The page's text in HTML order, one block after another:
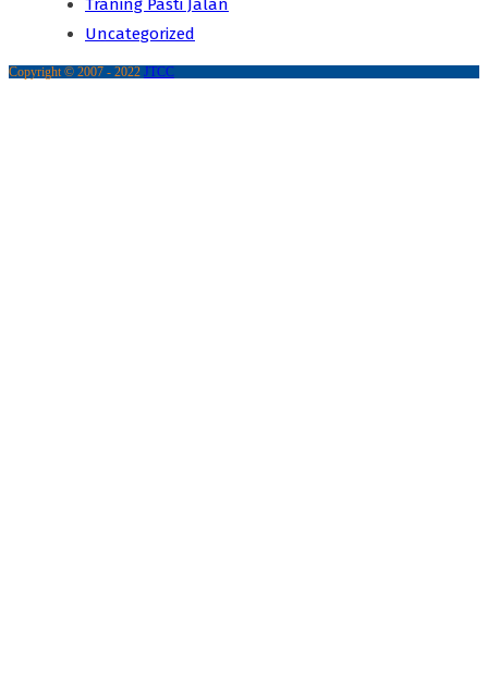
Traning Pasti Jalan
Uncategorized
Copyright © 2007 - 2022 JTCC